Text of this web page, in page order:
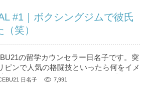
#1｜ボクシングジムで彼氏
笑）
の留学カウンセラー日名子です。突
ピンで人気の格闘技といったら何をイメ
は今、ボクシングやフィリピン独自の
日名子 7,991